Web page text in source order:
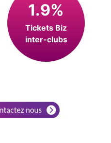
1.9%
Tickets Biz
inter-clubs